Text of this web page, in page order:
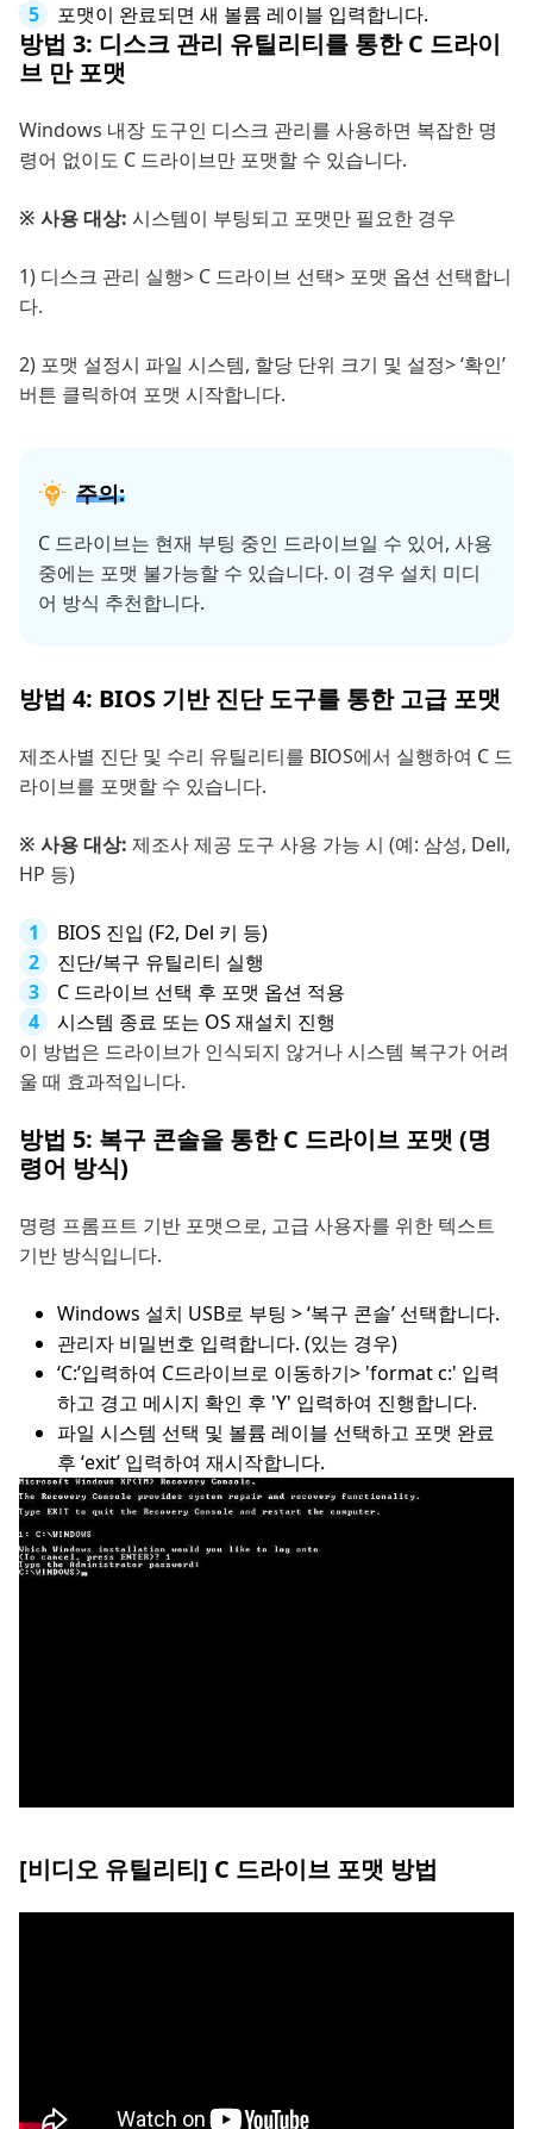
포맷이 완료되면 새 볼륨 레이블 입력합니다.
방법 3: 디스크 관리 유틸리티를 통한 C 드라이
브 만 포맷
Windows 내장 도구인 디스크 관리를 사용하면 복잡한 명
령어 없이도 C 드라이브만 포맷할 수 있습니다.
※ 사용 대상: 시스템이 부팅되고 포맷만 필요한 경우
1) 디스크 관리 실행> C 드라이브 선택> 포맷 옵션 선택합니
다.
2) 포맷 설정시 파일 시스템, 할당 단위 크기 및 설정> ‘확인’
버튼 클릭하여 포맷 시작합니다.
주의:
C 드라이브는 현재 부팅 중인 드라이브일 수 있어, 사용
중에는 포맷 불가능할 수 있습니다. 이 경우 설치 미디
어 방식 추천합니다.
방법 4: BIOS 기반 진단 도구를 통한 고급 포맷
제조사별 진단 및 수리 유틸리티를 BIOS에서 실행하여 C 드
라이브를 포맷할 수 있습니다.
※ 사용 대상: 제조사 제공 도구 사용 가능 시 (예: 삼성, Dell,
HP 등)
BIOS 진입 (F2, Del 키 등)
진단/복구 유틸리티 실행
C 드라이브 선택 후 포맷 옵션 적용
시스템 종료 또는 OS 재설치 진행
이 방법은 드라이브가 인식되지 않거나 시스템 복구가 어려
울 때 효과적입니다.
방법 5: 복구 콘솔을 통한 C 드라이브 포맷 (명
령어 방식)
명령 프롬프트 기반 포맷으로, 고급 사용자를 위한 텍스트
기반 방식입니다.
Windows 설치 USB로 부팅 > ‘복구 콘솔’ 선택합니다.
관리자 비밀번호 입력합니다. (있는 경우)
‘C:’입력하여 C드라이브로 이동하기> 'format c:' 입력
하고 경고 메시지 확인 후 'Y' 입력하여 진행합니다.
파일 시스템 선택 및 볼륨 레이블 선택하고 포맷 완료
후 ‘exit’ 입력하여 재시작합니다.
[비디오 유틸리티] C 드라이브 포맷 방법